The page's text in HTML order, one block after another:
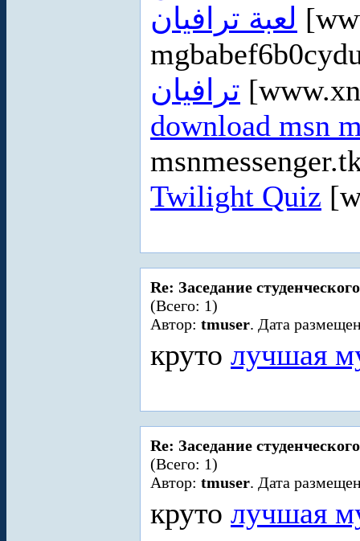
لعبة ترافيان
ترافيان
download msn
Twilight Quiz
Re: Заседание
(Всего: 1)
Автор: tmuser. Дата
круто лучшая
Re: Заседание
(Всего: 1)
Автор: tmuser. Дата
круто лучшая